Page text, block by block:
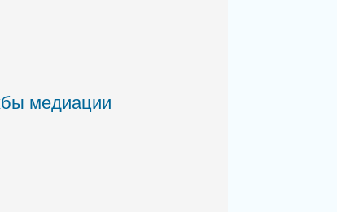
медиации